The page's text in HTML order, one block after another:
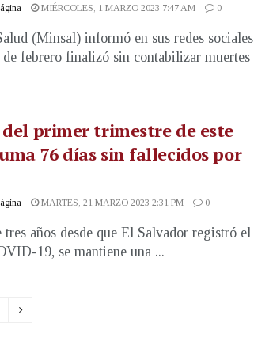
MIÉRCOLES, 1 MARZO 2023 7:47 AM 0
(Minsal) informó en sus redes sociales
febrero finalizó sin contabilizar muertes
del primer trimestre de este
76 días sin fallecidos por
MARTES, 21 MARZO 2023 2:31 PM 0
tres años desde que El Salvador registró el
19, se mantiene una ...